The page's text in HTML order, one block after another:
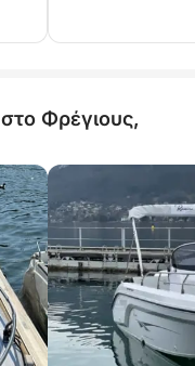
Φρέγιους,